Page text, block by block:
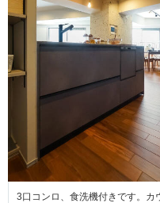
3口コンロ、食洗機付きです。カ